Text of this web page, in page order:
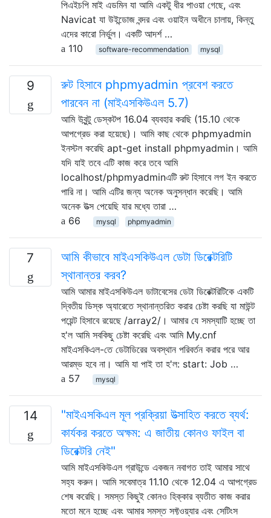
পিএইচপি মাই এডমিন যা আমি একটু ধীর পাওয়া গেছে, এবং
Navicat যা উইন্ডোজ বন্দর এবং ওয়াইন অধীনে চালায়, কিন্তু
এদের কারো নির্ভুল। একটি আদর্শ …
110
software-recommendation mysql
9
রুট হিসাবে phpmyadmin প্রবেশ করতে
পারবেন না (মাইএসকিউএল 5.7)
আমি উবুন্টু ডেস্কটপ 16.04 ব্যবহার করছি (15.10 থেকে
আপগ্রেড করা হয়েছে)। আমি কাছ থেকে phpmyadmin
ইনস্টল করেছি apt-get install phpmyadmin। আমি
যদি যাই তবে এটি কাজ করে তবে আমি
localhost/phpmyadminএটি রুট হিসাবে লগ ইন করতে
পারি না। আমি এটির জন্য অনেক অনুসন্ধান করেছি। আমি
অনেক উত্স পেয়েছি যার মধ্যে তারা …
66
mysql phpmyadmin
7
আমি কীভাবে মাইএসকিউএল ডেটা ডিরেক্টরিটি
স্থানান্তর করব?
আমি আমার মাইএসকিউএল ডাটাবেসের ডেটা ডিরেক্টরিটিকে একটি
দ্বিতীয় ডিস্ক অ্যারেতে স্থানান্তরিত করার চেষ্টা করছি যা মাউন্ট
পয়েন্ট হিসাবে রয়েছে /array2/। আমার যে সমস্যাটি হচ্ছে তা
হ'ল আমি সবকিছু চেষ্টা করেছি এবং আমি My.cnf
মাইএসকিএল-তে ডেটাডিরের অবস্থান পরিবর্তন করার পরে আর
আরম্ভ হবে না। আমি যা পাই তা হ'ল: start: Job …
57
mysql
14
"মাইএসকিএল মূল প্রক্রিয়া উত্সাহিত করতে ব্যর্থ:
কার্যকর করতে অক্ষম: এ জাতীয় কোনও ফাইল বা
ডিরেক্টরি নেই"
আমি মাইএসকিউএল গ্রাউন্ডে একজন নবাগত তাই আমার সাথে
সহ্য করুন। আমি সবেমাত্র 11.10 থেকে 12.04 এ আপগ্রেড
শেষ করেছি। সমস্ত কিছুই কোনও হিক্কার ব্যতীত কাজ করার
মতো মনে হচ্ছে এবং আমার সমস্ত সফ্টওয়্যার এবং সেটিংস